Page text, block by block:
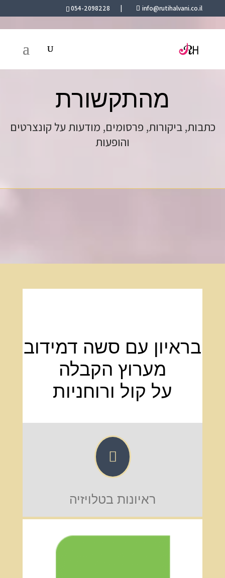
054-2098228 info@rutihalvani.co.il
מהתקשורת
כתבות, ביקורות, פרסומים, מודעות על קונצרטים
והופעות
בראיון עם סשה דמידוב
מערוץ הקבלה
על קול ורוחניות

ראיונות בטלויזיה